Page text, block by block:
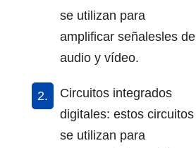
se utilizan para
amplificar señalesles de
audio y vídeo.
Circuitos integrados
digitales: estos circuitos
se utilizan para